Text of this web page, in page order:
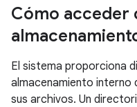
Cómo acceder
El sistema proporciona
almacenamiento interno
sus archivos. Un